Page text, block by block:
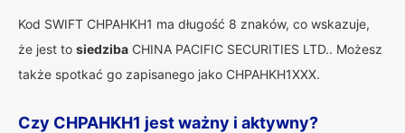
Kod SWIFT CHPAHKH1 ma długość 8 znaków, co wskazuje,
że jest to siedziba CHINA PACIFIC SECURITIES LTD.. Możesz
także spotkać go zapisanego jako CHPAHKH1XXX.
Czy CHPAHKH1 jest ważny i aktywny?